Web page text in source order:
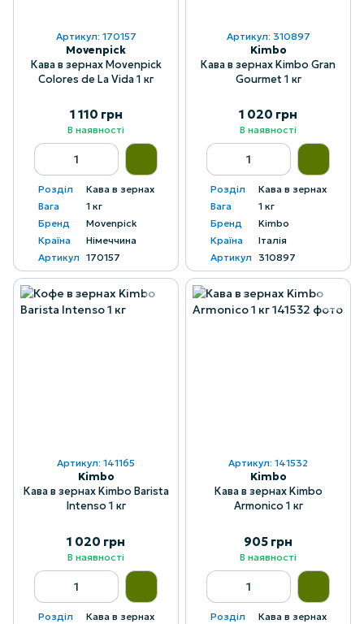
Артикул: 170157
Movenpick
Кава в зернах Movenpick
Colores de La Vida 1 кг
1 110 грн
В наявності
Розділ
Кава в зернах
Вага
1 кг
Бренд
Movenpick
Країна
Німеччина
Артикул 170157
Артикул: 310897
Kimbo
Кава в зернах Kimbo Gran
Gourmet 1 кг
1 020 грн
В наявності
Розділ
Кава в зернах
Вага
1 кг
Бренд
Kimbo
Країна
Італія
Артикул
310897
Артикул: 141165
Kimbo
Кава в зернах Kimbo Barista
Intenso 1 кг
1 020 грн
В наявності
Розділ
Кава в зернах
Артикул: 141532
Kimbo
Кава в зернах Kimbo
Armonico 1 кг
905 грн
В наявності
Розділ
Кава в зернах